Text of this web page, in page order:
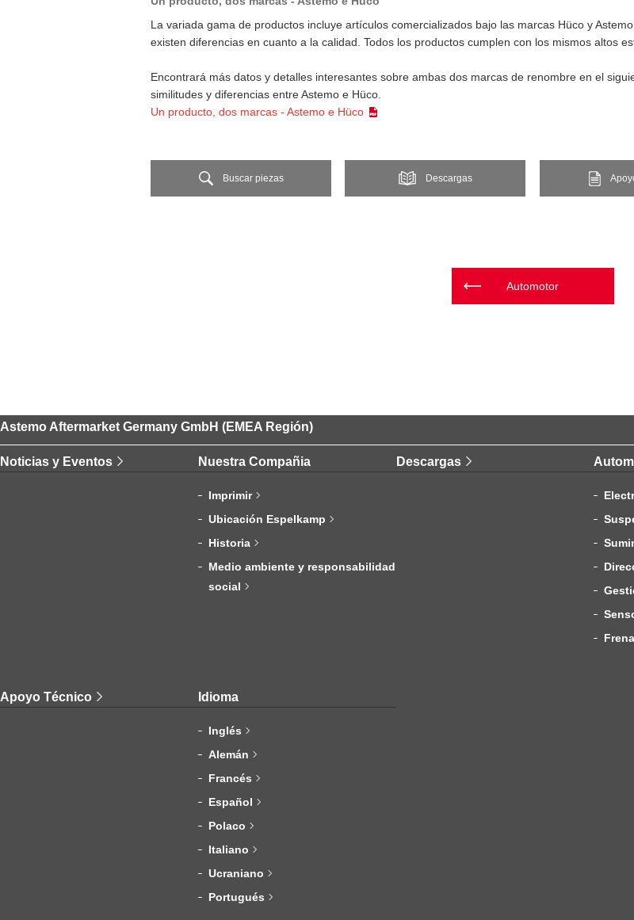
La variada gama de productos incluye artículos comercializados bajo las marcas Hüco y
existen diferencias en cuanto a la calidad. Todos los productos cumplen con los mismos altos
Encontrará más datos y detalles interesantes sobre ambas dos marcas de renombre en el
similitudes y diferencias entre Astemo e Hüco.
Un producto, dos marcas - Astemo e Hüco
Buscar piezas Descargas
Automotor
Astemo Aftermarket Germany GmbH (EMEA Región)
Noticias y Eventos Nuestra Compañia
Imprimir
Ubicación Espelkamp
Historia
Medio ambiente y responsabilidad
social
Descargas
Apoyo Técnico Idioma
Inglés
Alemán
Francés
Español
Polaco
Italiano
Ucraniano
Portugués